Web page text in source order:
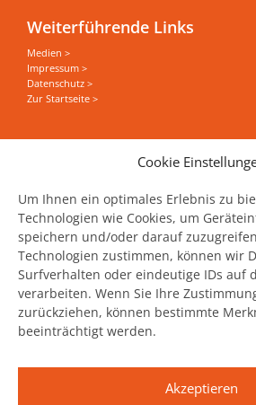
Cookie
Um Ihnen ein optimales Erlebnis zu
Technologien wie Cookies, um
speichern und/oder darauf
Technologien zustimmen, können wir
Surfverhalten oder eindeutige IDs auf
verarbeiten. Wenn Sie Ihre
zurückziehen, können bestimmte
beeinträchtigt werden.
Akzeptieren
Weiterführende Links
Medien >
Impressum >
Datenschutz >
Zur Startseite >
Sie wollen alles zum Thema
News, Events und Stories
haben?
Jetzt unseren Newsletter
United Against Waste